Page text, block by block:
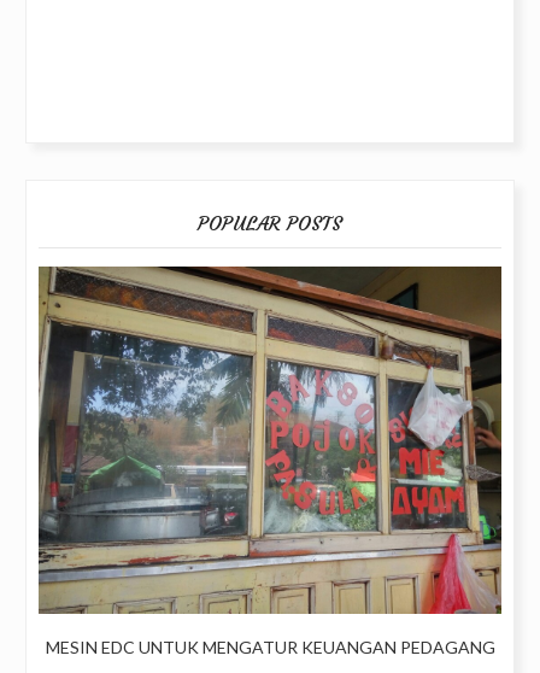
POPULAR POSTS
MESIN EDC UNTUK MENGATUR KEUANGAN PEDAGANG